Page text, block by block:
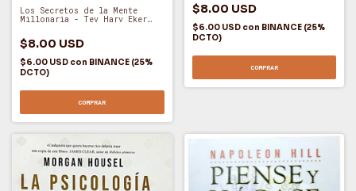
Los Secretos de la Mente
Millonaria - Tev Harv Eker
$8.00 USD
$6.00 USD con BINANCE (25%
DCTO)
COMPRAR
$8.00 USD
$6.00 USD con BINANCE (25%
DCTO)
COMPRAR